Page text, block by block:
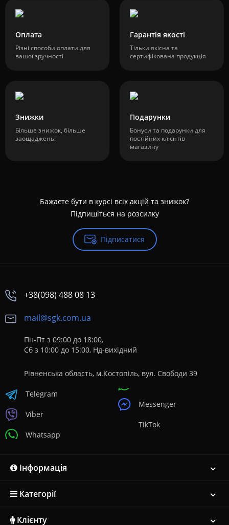
Оплата
Різні способи оплати для
вашої зручності
Гарантія якості
Тільки якісна та
сертифікована продукція
Знижки
Більше знижок, більше
заощаджень!
Подарунки
Бонуси та подарунки для
постійних клієнтів
магазину
Бажаєте бути в курсі всіх акцій та знижок?
Підпишіться на розсилку
Підписатися
+38(098) 488 08 13
mail@sgk.com.ua
Пн-Пт з 09:00 до 18:00,
Сб з 10:00 до 15:00, Нд-вихідний
Рівненська область, м.Костопіль, вул. Свободи 39
Telegram
Viber
Whatsapp
Messenger
TikTok
Інформація
Категорії
Клієнту